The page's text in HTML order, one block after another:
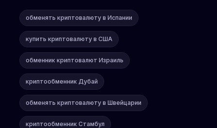
обменять криптовалюту в Испании
купить криптовалюту в США
обменник криптовалют Израиль
криптообменник Дубай
обменять криптовалюту в Швейцарии
криптообменник Стамбул